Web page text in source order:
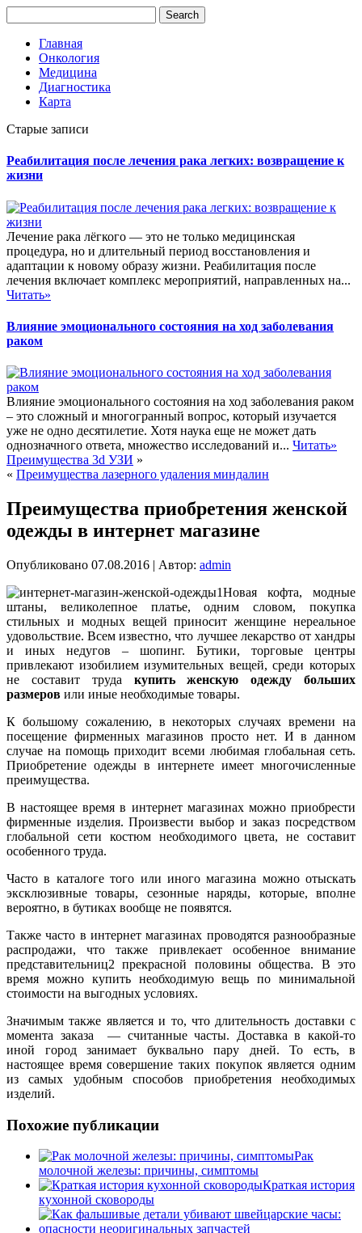
Главная
Онкология
Медицина
Диагностика
Карта
Старые записи
Реабилитация после лечения рака легких: возвращение к
жизни
Лечение рака лёгкого — это не только медицинская
процедура, но и длительный период восстановления и
адаптации к новому образу жизни. Реабилитация после
лечения включает комплекс мероприятий, направленных на...
Читать»
Влияние эмоционального состояния на ход заболевания
раком
Влияние эмоционального состояния на ход заболевания раком
– это сложный и многогранный вопрос, который изучается
уже не одно десятилетие. Хотя наука еще не может дать
однозначного ответа, множество исследований и... Читать»
Преимущества 3d УЗИ »
« Преимущества лазерного удаления миндалин
Преимущества приобретения женской
одежды в интернет магазине
Опубликовано 07.08.2016 | Автор: admin
Новая кофта, модные
штаны, великолепное платье, одним словом, покупка
стильных и модных вещей приносит женщине нереальное
удовольствие. Всем известно, что лучшее лекарство от хандры
и иных недугов – шопинг. Бутики, торговые центры
привлекают изобилием изумительных вещей, среди которых
не составит труда купить женскую одежду больших
размеров или иные необходимые товары.
К большому сожалению, в некоторых случаях времени на
посещение фирменных магазинов просто нет. И в данном
случае на помощь приходит всеми любимая глобальная сеть.
Приобретение одежды в интернете имеет многочисленные
преимущества.
В настоящее время в интернет магазинах можно приобрести
фирменные изделия. Произвести выбор и заказ посредством
глобальной сети костюм необходимого цвета, не составит
особенного труда.
Часто в каталоге того или иного магазина можно отыскать
эксклюзивные товары, сезонные наряды, которые, вполне
вероятно, в бутиках вообще не появятся.
Также часто в интернет магазинах проводятся разнообразные
распродажи, что также привлекает особенное внимание
представительниц2 прекрасной половины общества. В это
время можно купить необходимую вещь по минимальной
стоимости на выгодных условиях.
Значимым также является и то, что длительность доставки с
момента заказа — считанные часты. Доставка в какой-то
иной город занимает буквально пару дней. То есть, в
настоящее время совершение таких покупок является одним
из самых удобным способов приобретения необходимых
изделий.
Похожие публикации
Рак
молочной железы: причины, симптомы
Краткая история
кухонной сковороды